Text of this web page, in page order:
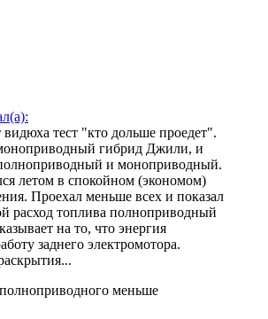
тест "кто дольше проедет".
гибрид Джили, и
и моноприводный.
летом в спокойном (экономом)
Проехал меньше всех и показал
расход топлива полноприводный
на то, что энергия
заднего электромотора.
меньше